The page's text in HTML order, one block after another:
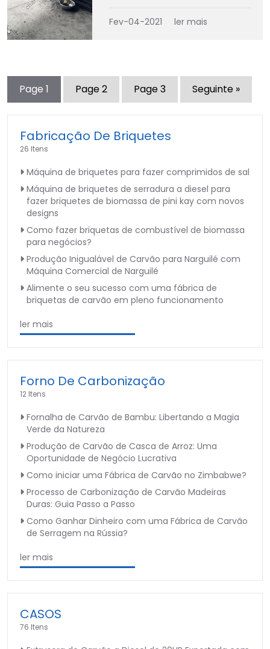
Fev-04-2021 ler mais
Page 1 Page2 Page3 Seguinte »
Fabricação De Briquetes
26 Itens
Máquina de briquetes para fazer comprimidos de sal
Máquina de briquetes de serradura a diesel para
fazer briquetes de biomassa de pini kay com novos
designs
Como fazer briquetas de combustível de biomassa
para negócios?
Produção Inigualável de Carvão para Narguilé com
Máquina Comercial de Narguilé
Alimente o seu sucesso com uma fábrica de
briquetas de carvão em pleno funcionamento
ler mais
Forno De Carbonização
12 Itens
Fornalha de Carvão de Bambu: Libertando a Magia
Verde da Natureza
Produção de Carvão de Casca de Arroz: Uma
Oportunidade de Negócio Lucrativa
Como iniciar uma Fábrica de Carvão no Zimbabwe?
Processo de Carbonização de Carvão Madeiras
Duras: Guia Passo a Passo
Como Ganhar Dinheiro com uma Fábrica de Carvão
de Serragem na Rússia?
ler mais
CASOS
76 Itens